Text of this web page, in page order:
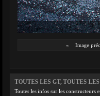
« Image
TOUTES LES GT, TOUTES
Toutes les infos sur les constructeurs